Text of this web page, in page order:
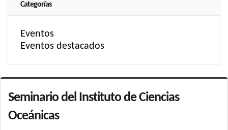
Categorías
Eventos
Eventos destacados
Seminario del Instituto de Ciencias
Oceánicas